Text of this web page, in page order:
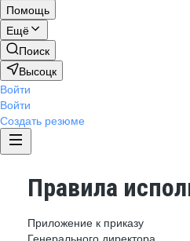
Помощь
Ещё
Поиск
Высоцк
Войти
Войти
Создать резюме
Правила
Приложение к приказу
Генерального директора